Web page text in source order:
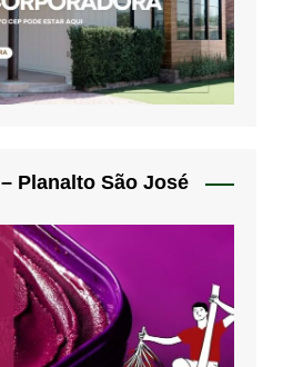
Planalto São José